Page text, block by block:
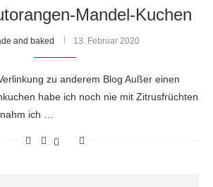
Mandel-Kuchen
and baked 13. Februar 2020
zu anderem Blog Außer einen
habe ich noch nie mit Zitrusfrüchten
ich …